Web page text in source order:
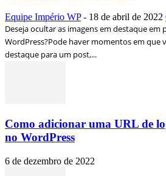
Equipe Império WP - 18 de abril de 2022
Deseja ocultar as imagens em destaque em
WordPress?Pode haver momentos em que
destaque para um post,...
Como adicionar uma URL de
no WordPress
6 de dezembro de 2022